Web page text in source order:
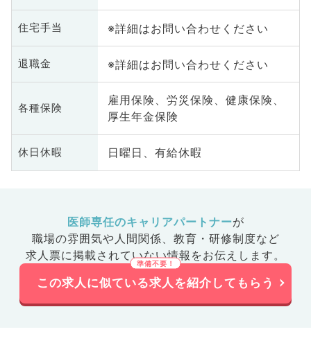
住宅手当 ※詳細はお問い合わせください
退職金 ※詳細はお問い合わせください
各種保険
雇用保険、労災保険、健康保険、
厚生年金保険
休日休暇 日曜日、有給休暇
医師専任のキャリアパートナーが
職場の雰囲気や人間関係、 教育・研修制度など
求人票に掲載されていない情報をお伝えします。
この求人に似ている求人を紹介してもらう